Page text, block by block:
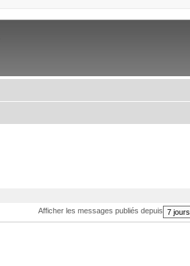
Afficher les messages publiés depuis